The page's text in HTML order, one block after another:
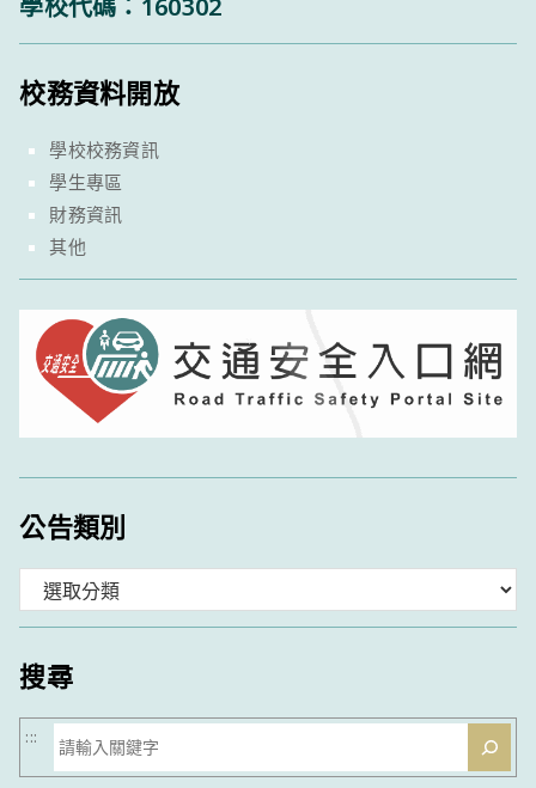
校務資料開放
學校校務資訊
學生專區
財務資訊
其他
公告類別
類
搜尋
搜
尋
:::